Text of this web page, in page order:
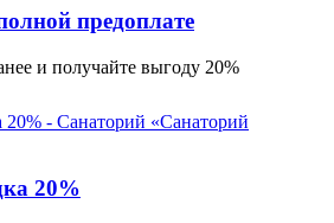
предоплате
и получайте выгоду 20%
20%